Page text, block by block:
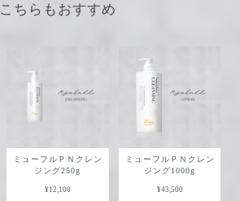
こちらもおすすめ
ミューフルＰＮクレン
ジング250g
¥12,100
ミューフルＰＮクレン
ジング1000g
¥43,500